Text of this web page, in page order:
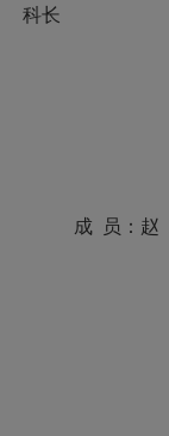
科长
成 员： 赵